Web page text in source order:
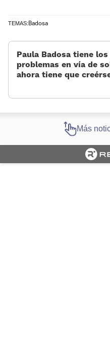
TEMAS: Badosa
Paula Badosa tiene los
problemas en vía de
ahora tiene que
Más